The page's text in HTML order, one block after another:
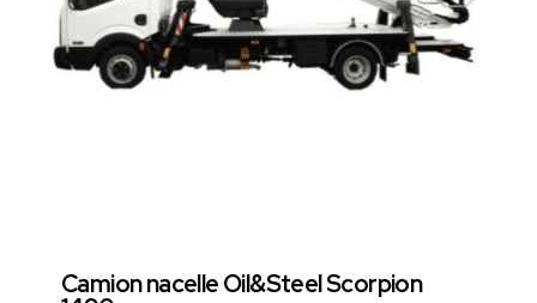
Camion nacelle Oil&Steel Scorpion